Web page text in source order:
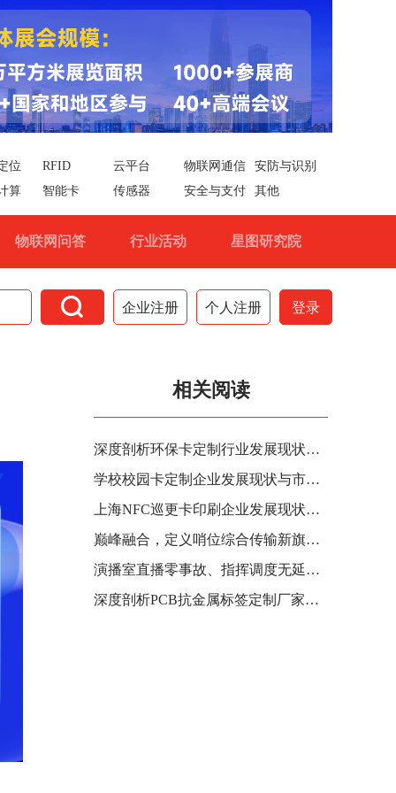
位 RFID 云平台 物联网通信
安防与识别
算
智能卡 传感器 安全与支付 其他
物联网问答 行业活动 星图研究院
 企业注册 个人注册 登录
相关阅读
深度剖析环保卡定制行业发展现状与产业链
学校校园卡定制企业发展现状与市场分析：探寻行业趋势
上海NFC巡更卡印刷企业发展现状与行业趋势深度剖析》
巅峰融合，定义哨位综合传输新旗舰——汉源高科武警哨位综合多业务光端机深度解析
演播室直播零事故、指挥调度无延迟！汉源高科4路单向卡侬头平衡音频光端机守护政企广电核心音频生命线
深度剖析PCB抗金属标签定制厂家：行业趋势、市场分析